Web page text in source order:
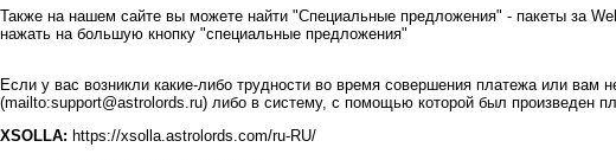
Также на нашем сайте вы можете найти "Специальные предложения" - пакеты за
нажать на большую кнопку "специальные предложения"
Если у вас возникли какие-либо трудности во время совершения платежа или
либо в систему, с помощью которой был произведен
XSOLLA: https://xsolla.astrolords.com/ru-RU/